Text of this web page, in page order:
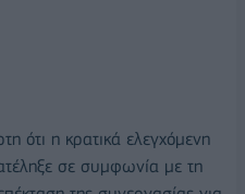
ότι η κρατικά ελεγχόμενη
σε συμφωνία με τη